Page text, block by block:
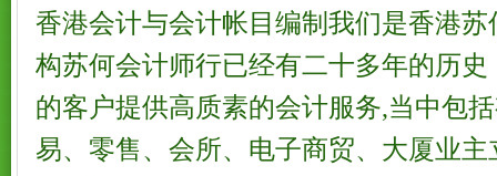
香港会计与会计帐目编制我们是香港
构苏何会计师行已经有二十多年的历
的客户提供高质素的会计服务,当中包
易、零售、会所、电子商贸、大厦业